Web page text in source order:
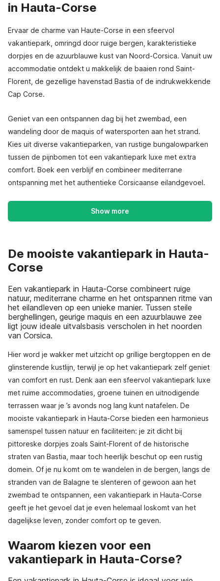
in Hauta-Corse
Ervaar de charme van Haute-Corse in een sfeervol
vakantiepark, omringd door ruige bergen, karakteristieke
dorpjes en de azuurblauwe kust van Noord-Corsica. Vanuit uw
accommodatie ontdekt u makkelijk de baaien rond Saint-
Florent, de gezellige havenstad Bastia of de indrukwekkende
Cap Corse.
Geniet van een ontspannen dag bij het zwembad, een
wandeling door de maquis of watersporten aan het strand.
Kies uit diverse vakantieparken, van rustige bungalowparken
tussen de pijnbomen tot een vakantiepark luxe met extra
comfort. Boek een verblijf en combineer mediterrane
ontspanning met het authentieke Corsicaanse eilandgevoel.
Show more
De mooiste vakantiepark in Hauta-
Corse
Een vakantiepark in Hauta-Corse combineert ruige
natuur, mediterrane charme en het ontspannen ritme van
het eilandleven op een unieke manier. Tussen steile
berghellingen, geurige maquis en een azuurblauwe zee
ligt jouw ideale uitvalsbasis verscholen in het noorden
van Corsica.
Hier word je wakker met uitzicht op grillige bergtoppen en de
glinsterende kustlijn, terwijl je op het vakantiepark zelf geniet
van comfort en rust. Denk aan een sfeervol vakantiepark luxe
met ruime accommodaties, groene tuinen en uitnodigende
terrassen waar je ’s avonds nog lang kunt natafelen. De
mooiste vakantiepark in Hauta-Corse bieden een harmonieus
samenspel tussen natuur en faciliteiten: je zit dicht bij
pittoreske dorpjes zoals Saint-Florent of de historische
straten van Bastia, maar toch heerlijk beschut op een rustig
domein. Of je nu komt om te wandelen in de bergen, langs de
stranden van de Balagne te slenteren of gewoon aan het
zwembad te ontspannen, een vakantiepark in Hauta-Corse
geeft je het gevoel dat je even helemaal loskomt van het
dagelijkse leven, zonder comfort op te geven.
Waarom kiezen voor een
vakantiepark in Hauta-Corse?